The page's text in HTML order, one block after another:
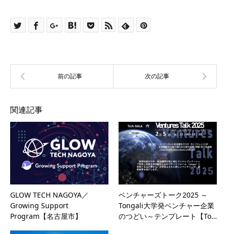
関連記事
GLOW TECH NAGOYA／
Growing Support
Program【名古屋市】
ベンチャーズトーク2025 ～
Tongali大学発ベンチャー企業
のつどい～テンプレート【To…